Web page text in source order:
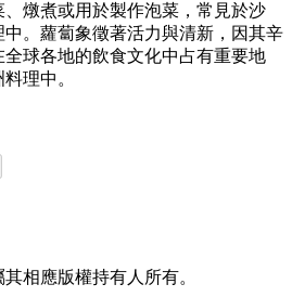
燉煮或用於製作泡菜，常見於沙
。蘿蔔象徵著活力與清新，因其辛
球各地的飲食文化中占有重要地
理中。
相應版權持有人所有。